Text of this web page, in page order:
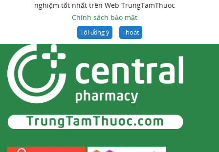
nghiệm tốt nhất trên Web TrungTamThuoc
Chính sách bảo mật
Tôi đồng ý Thoát